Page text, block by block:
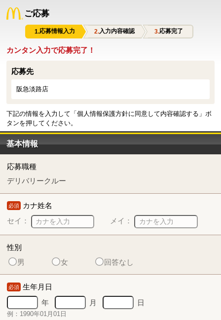
ご応募
応募情報入力 入力内容確認 応募完了
カンタン入力で応募完了！
応募先
阪急淡路店
下記の情報を入力して「個人情報保護方針に同意して内容確認する」ボ
タンを押してください。
基本情報
応募職種
デリバリークルー
必須 カナ姓名
セイ：
メイ：
性別
男
女 回答なし
必須 生年月日
年
月 日
例：1990年01月01日